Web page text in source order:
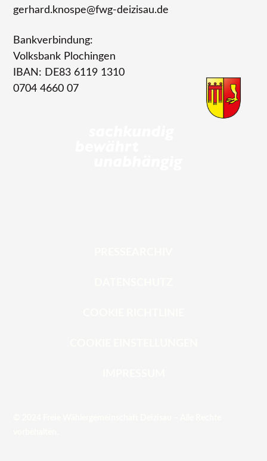
gerhard.knospe@fwg-deizisau.de
Bankverbindung:
Volksbank Plochingen
IBAN: DE83 6119 1310
0704 4660 07